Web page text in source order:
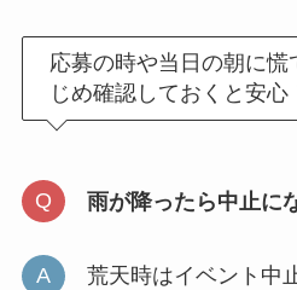
応募の時や当日の朝に
じめ確認しておくと安心
雨が降ったら中止に
荒天時はイベント中